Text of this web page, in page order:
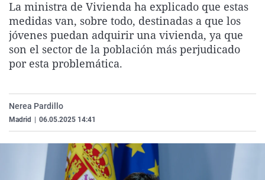
La rosa de los vientos
Gente viajera
Como el perro y el
Caso
Retornados
Equipo de
Extremadura
Galicia
La Rioja
País Vasco
Virales
Televisión
Elecciones
La ministra de Vivienda ha explicado que estas
medidas van, sobre todo, destinadas a que los
jóvenes puedan adquirir una vivienda, ya que
son el sector de la población más perjudicado
por esta problemática.
Nerea Pardillo
Madrid 06.05.2025 14:41